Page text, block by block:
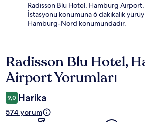
Radisson Blu Hotel, Hamburg
İstasyonu konumuna 6 dakikalık
Hamburg-Nord konumundadır.
Yorumlar
Radisson Blu Hotel,
Airport Yorumları
9,0 Harika
574 yorum